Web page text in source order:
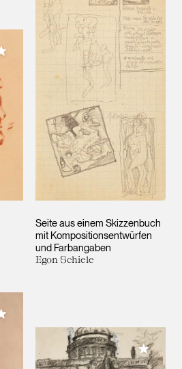
Meiner Sammlung hinzufügen
Seite aus einem Skizzenbuch
mit Kompositionsentwürfen
und Farbangaben
Egon Schiele
Meiner Sammlung hinzufügen
Meiner